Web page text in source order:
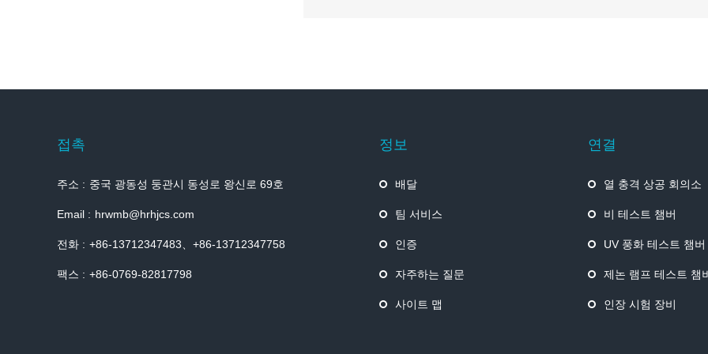
접촉
주소 : 중국 광동성 둥관시 동성로 왕신로 69호
Email : hrwmb@hrhjcs.com
전화 : +86-13712347483、+86-13712347758
팩스 : +86-0769-82817798
정보
배달
팀 서비스
인증
자주하는 질문
사이트 맵
연결
열 충격 상공 회의소
비 테스트 챔버
UV 풍화 테스트 챔버
제논 램프 테스트 챔
인장 시험 장비